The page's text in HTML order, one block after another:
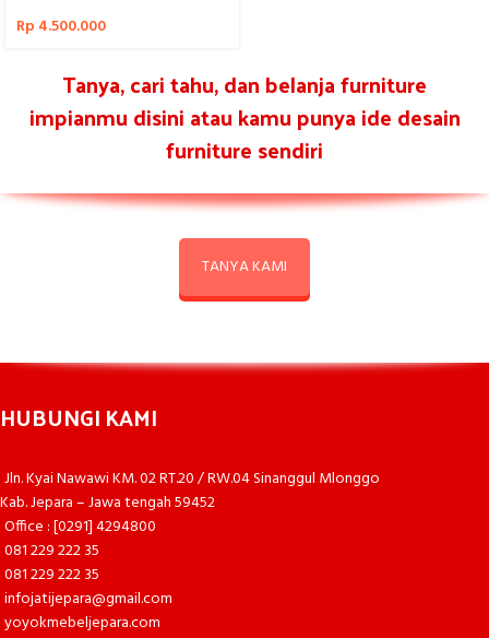
Rp 4.500.000
Tanya, cari tahu, dan belanja furniture
impianmu disini atau kamu punya ide desain
furniture sendiri
TANYA KAMI
HUBUNGI KAMI
Jln. Kyai Nawawi KM. 02 RT.20 / RW.04 Sinanggul Mlonggo
Kab. Jepara – Jawa tengah 59452
Office : [0291] 4294800
081 229 222 35
081 229 222 35
infojatijepara@gmail.com
yoyokmebeljepara.com